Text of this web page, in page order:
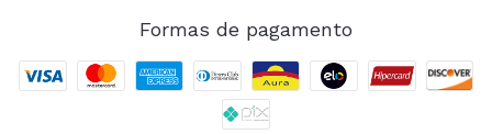
Formas de pagamento